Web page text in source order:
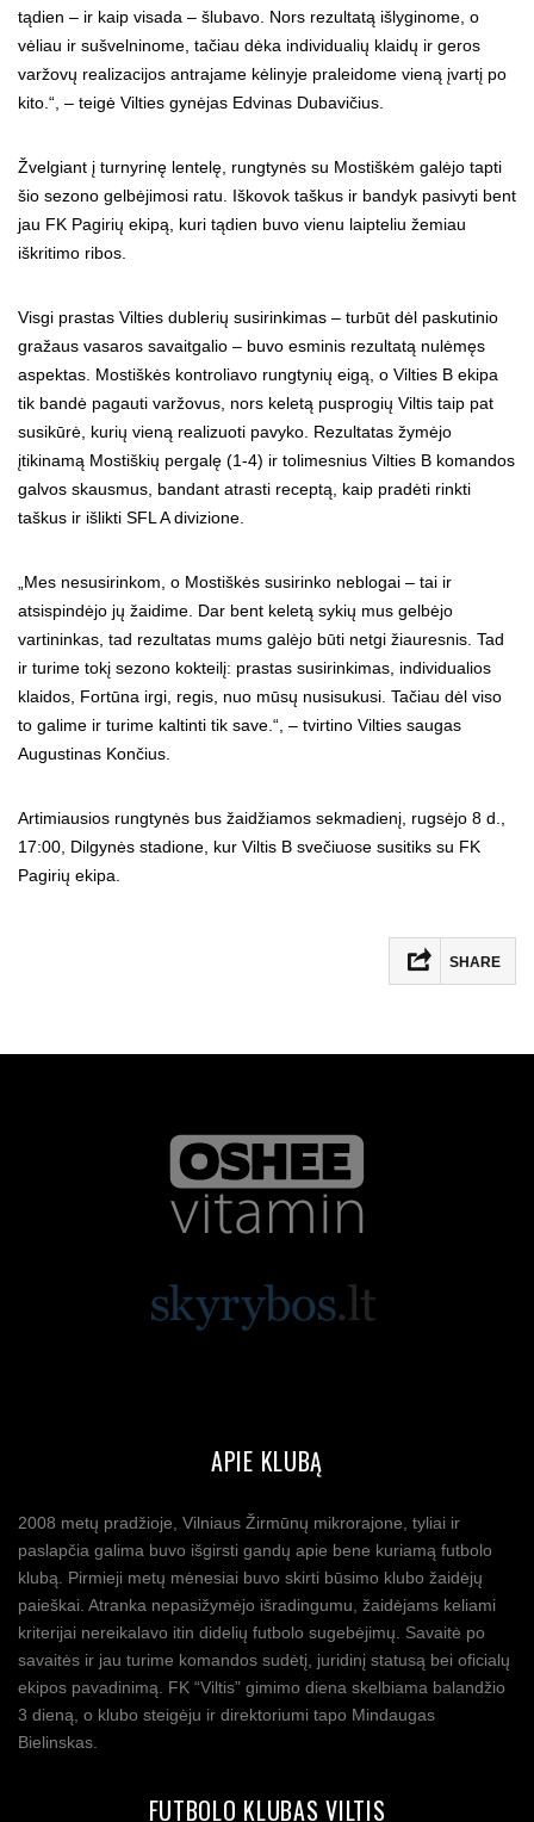
tądien – ir kaip visada – šlubavo. Nors rezultatą išlyginome, o
vėliau ir sušvelninome, tačiau dėka individualių klaidų ir geros
varžovų realizacijos antrajame kėlinyje praleidome vieną įvartį po
kito.“, – teigė Vilties gynėjas Edvinas Dubavičius.
Žvelgiant į turnyrinę lentelę, rungtynės su Mostiškėm galėjo tapti
šio sezono gelbėjimosi ratu. Iškovok taškus ir bandyk pasivyti bent
jau FK Pagirių ekipą, kuri tądien buvo vienu laipteliu žemiau
iškritimo ribos.
Visgi prastas Vilties dublerių susirinkimas – turbūt dėl paskutinio
gražaus vasaros savaitgalio – buvo esminis rezultatą nulėmęs
aspektas. Mostiškės kontroliavo rungtynių eigą, o Vilties B ekipa
tik bandė pagauti varžovus, nors keletą pusprogių Viltis taip pat
susikūrė, kurių vieną realizuoti pavyko. Rezultatas žymėjo
įtikinamą Mostiškių pergalę (1-4) ir tolimesnius Vilties B komandos
galvos skausmus, bandant atrasti receptą, kaip pradėti rinkti
taškus ir išlikti SFL A divizione.
„Mes nesusirinkom, o Mostiškės susirinko neblogai – tai ir
atsispindėjo jų žaidime. Dar bent keletą sykių mus gelbėjo
vartininkas, tad rezultatas mums galėjo būti netgi žiauresnis. Tad
ir turime tokį sezono kokteilį: prastas susirinkimas, individualios
klaidos, Fortūna irgi, regis, nuo mūsų nusisukusi. Tačiau dėl viso
to galime ir turime kaltinti tik save.“, – tvirtino Vilties saugas
Augustinas Končius.
Artimiausios rungtynės bus žaidžiamos sekmadienį, rugsėjo 8 d.,
17:00, Dilgynės stadione, kur Viltis B svečiuose susitiks su FK
Pagirių ekipa.
SHARE
APIE KLUBĄ
2008 metų pradžioje, Vilniaus Žirmūnų mikrorajone, tyliai ir
paslapčia galima buvo išgirsti gandų apie bene kuriamą futbolo
klubą. Pirmieji metų mėnesiai buvo skirti būsimo klubo žaidėjų
paieškai. Atranka nepasižymėjo išradingumu, žaidėjams keliami
kriterijai nereikalavo itin didelių futbolo sugebėjimų. Savaitė po
savaitės ir jau turime komandos sudėtį, juridinį statusą bei oficialų
ekipos pavadinimą. FK “Viltis” gimimo diena skelbiama balandžio
3 dieną, o klubo steigėju ir direktoriumi tapo Mindaugas
Bielinskas.
FUTBOLO KLUBAS VILTIS